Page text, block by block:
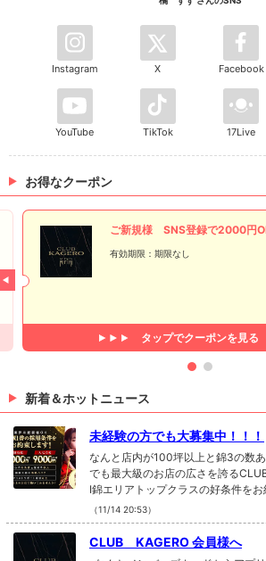
Instagram X Facebook
YouTube TikTok 17Live
お得なクーポン
ご新規様 SNS登録で2000円
有効期限：期限なし
タップでクーポンを見る
新着＆ホットニュース
未経験の方でも大募集中！！！
なんと店内が100坪以上と錦3の数
でも最大級のお店の広さを誇る
I錦エリアトップクラスの好条件を
❗️❗️当店のPRポイントとしまして
ッカー完備、レンタルドレスあり、
し)、毎月各種イベントあり、海外旅
会、当社独自のスライドシステム、
（11/14 20:53）
CLUB KAGERO 会員様へ